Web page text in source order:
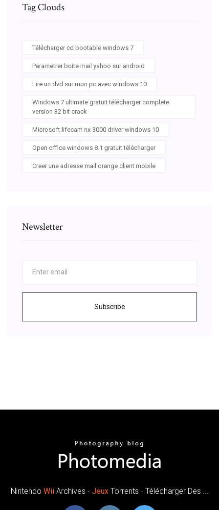
Tag Clouds
Télécharger cd bootable windows 7
Parametrer boite mail yahoo sur android
Lire un dvd sur mon pc avec windows 10
Windows 7 ultimate gratuit télécharger complete
version 32 bit crack
Microsoft lifecam nx-3000 driver windows 10
Open office windows 8.1 gratuit télécharger
Creer une adresse mail orange client mobile
Newsletter
Subscribe
Nintendo WiiArchives - JeuxTorrents - Télécharger Des ...